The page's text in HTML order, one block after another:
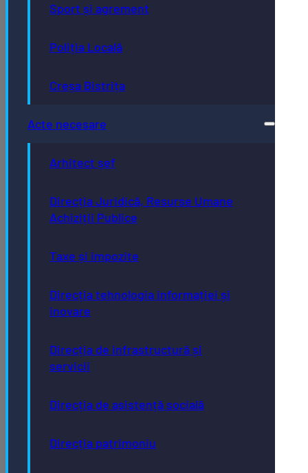
Sport și agrement
Poliția Locală
Creșa Bistrița
Acte necesare
Arhitect șef
Direcția Juridică, Resurse Umane
Achiziții Publice
Taxe și impozite
Direcția tehnologia informației și
inovare
Direcția de infrastructură și
servicii
Direcția de asistență socială
Direcția patrimoniu